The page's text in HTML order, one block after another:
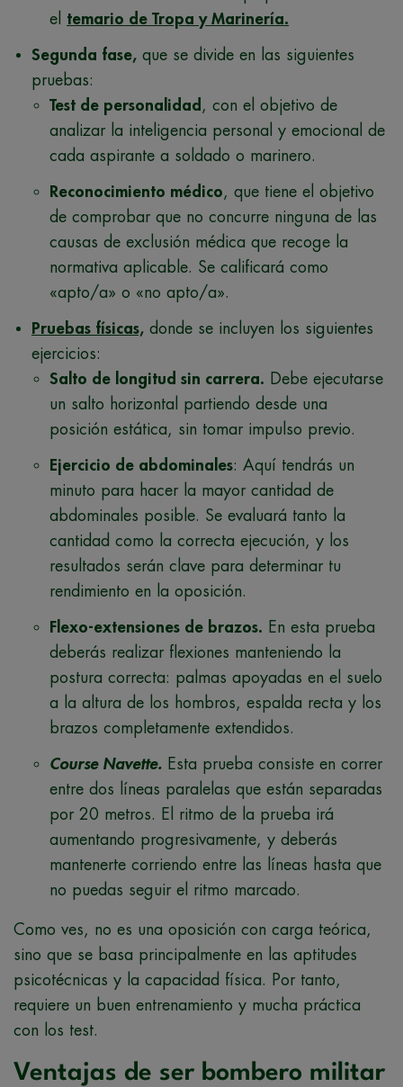
el temario de Tropa y Marinería.
Segunda fase, que se divide en las siguientes
pruebas:
Test de personalidad , con el objetivo de
analizar la inteligencia personal y emocional de
cada aspirante a soldado o marinero.
Reconocimiento médico, que tiene el objetivo
de comprobar que no concurre ninguna de las
causas de exclusión médica que recoge la
normativa aplicable. Se calificará como
«apto/a» o «no apto/a».
Pruebas físicas, donde se incluyen los siguientes
ejercicios:
Salto de longitud sin carrera. Debe ejecutarse
un salto horizontal partiendo desde una
posición estática, sin tomar impulso previo.
Ejercicio de abdominales: Aquí tendrás un
minuto para hacer la mayor cantidad de
abdominales posible. Se evaluará tanto la
cantidad como la correcta ejecución, y los
resultados serán clave para determinar tu
rendimiento en la oposición.
Flexo-extensiones de brazos. En esta prueba
deberás realizar flexiones manteniendo la
postura correcta: palmas apoyadas en el suelo
a la altura de los hombros, espalda recta y los
brazos completamente extendidos.
Course Navette. Esta prueba consiste en correr
entre dos líneas paralelas que están separadas
por 20 metros. El ritmo de la prueba irá
aumentando progresivamente, y deberás
mantenerte corriendo entre las líneas hasta que
no puedas seguir el ritmo marcado.
Como ves, no es una oposición con carga teórica,
sino que se basa principalmente en las aptitudes
psicotécnicas y la capacidad física. Por tanto,
requiere un buen entrenamiento y mucha práctica
con los test.
Ventajas de ser bombero militar